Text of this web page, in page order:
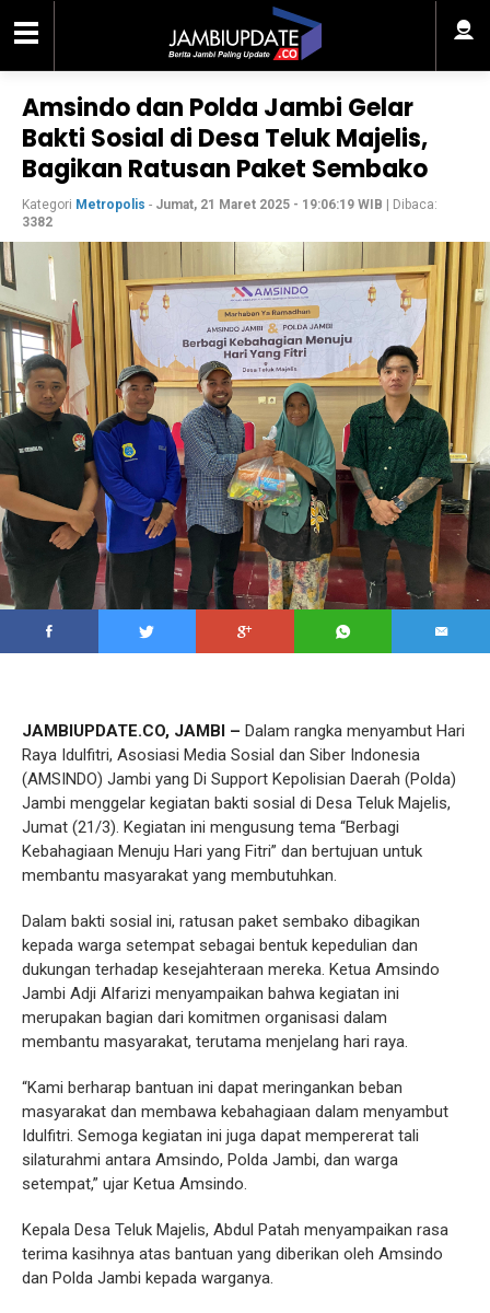
Amsindo dan Polda Jambi Gelar
Bakti Sosial di Desa Teluk Majelis,
Bagikan Ratusan Paket Sembako
Kategori Metropolis - Jumat, 21 Maret 2025 - 19:06:19 WIB | Dibaca:
3382
JAMBIUPDATE.CO, JAMBI – Dalam rangka menyambut Hari
Raya Idulfitri, Asosiasi Media Sosial dan Siber Indonesia
(AMSINDO) Jambi yang Di Support Kepolisian Daerah (Polda)
Jambi menggelar kegiatan bakti sosial di Desa Teluk Majelis,
Jumat (21/3). Kegiatan ini mengusung tema “Berbagi
Kebahagiaan Menuju Hari yang Fitri” dan bertujuan untuk
membantu masyarakat yang membutuhkan.
‎Dalam bakti sosial ini, ratusan paket sembako dibagikan
kepada warga setempat sebagai bentuk kepedulian dan
dukungan terhadap kesejahteraan mereka. Ketua Amsindo
Jambi Adji Alfarizi menyampaikan bahwa kegiatan ini
merupakan bagian dari komitmen organisasi dalam
membantu masyarakat, terutama menjelang hari raya.
‎“Kami berharap bantuan ini dapat meringankan beban
masyarakat dan membawa kebahagiaan dalam menyambut
Idulfitri. Semoga kegiatan ini juga dapat mempererat tali
silaturahmi antara Amsindo, Polda Jambi, dan warga
setempat,” ujar Ketua Amsindo.
‎Kepala Desa Teluk Majelis, Abdul Patah menyampaikan rasa
terima kasihnya atas bantuan yang diberikan oleh Amsindo
dan Polda Jambi kepada warganya.